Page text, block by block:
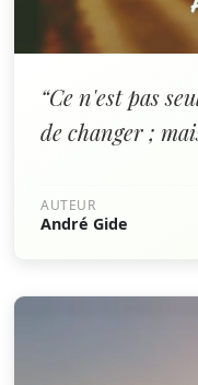
“Ce n'est pas
de changer ;
AUTEUR
André Gide